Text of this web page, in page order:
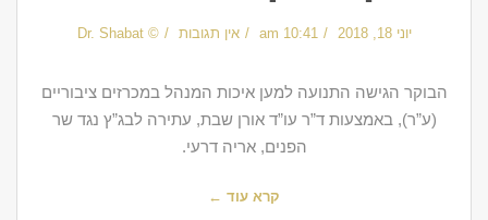
יוני 18, 2018 10:41 am אין תגובות © Dr. Shabat
הבוקר הגישה התנועה למען איכות המנהל במכרזים ציבוריים
(ע”ר), באמצעות ד”ר עו”ד אורן שבת, עתירה לבג”ץ נגד שר
הפנים, אריה דרעי.
קרא עוד ←